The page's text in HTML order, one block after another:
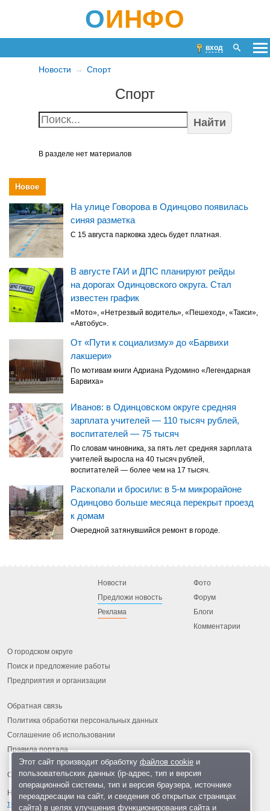
ОИНФО
вход
Новости Спорт
Спорт
Найти
В разделе нет материалов
Новое
На улице Говорова в Одинцово появилась
синяя разметка
С 15 августа парковка здесь будет платная.
В августе ГАИ и ДПС планируют рейды
на дорогах Одинцовского округа. Стал
известен график
«Мото», «Нетрезвый водитель», «Пешеход», «Такси»,
«Автобус».
От «Пути к социализму» до «Барвихи
лакшери»
По мотивам книги Адриана Рудомино «Легендарная
Барвиха»
Иванов: в Одинцовском округе средняя
зарплата учителей — 110 тысяч рублей,
воспитателей — 75 тысяч
По словам чиновника, за пять лет средняя зарплата
учителей выросла на 40 тысяч рублей,
воспитателей — более чем на 17 тысяч.
Раскопали и бросили: в 5-м микрорайоне
Одинцово больше месяца перекрыт проезд
к домам
Очередной затянувшийся ремонт в городе.
Новости
Предложи новость
Реклама
Фото
Форум
Блоги
Комментарии
О городском округе
Поиск и предложение работы
Предприятия и организации
Обратная связь
Политика обработки персональных данных
Соглашение об использовании
Правила портала
На информационном ресурсе применяются рекомендательные
технологии
Этот сайт производит обработку файлов cookieи
пользовательских данных (ip-адрес, тип и версия
операционной системы, тип и версия браузера, источнике
переадресации на сайт, и сведения об открытых страницах
сайта) в целях улучшения функционирования сайта и